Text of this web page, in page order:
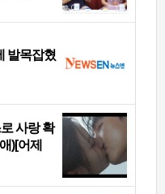
발목잡혔
사랑 확
)[어제